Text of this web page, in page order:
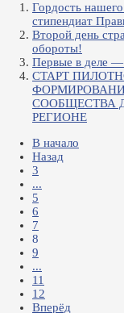
Гордость
стипендиат
Второй день
обороты!
Первые в деле —
СТАРТ
СООБЩЕСТВА
РЕГИОНЕ
В начало
Назад
3
...
5
6
7
8
9
...
11
12
Вперёд